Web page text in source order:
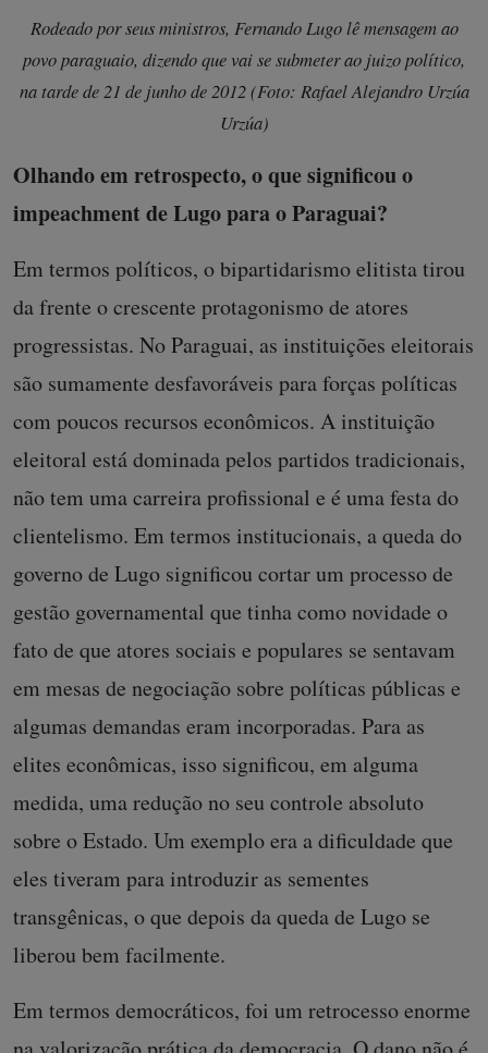
Rodeado por seus ministros, Fernando Lugo lê mensagem ao
povo paraguaio, dizendo que vai se submeter ao juizo político,
na tarde de 21 de junho de 2012 (Foto: Rafael Alejandro Urzúa
Urzúa)
Olhando em retrospecto, o que significou o
impeachment de Lugo para o Paraguai?
Em termos políticos, o bipartidarismo elitista tirou
da frente o crescente protagonismo de atores
progressistas. No Paraguai, as instituições eleitorais
são sumamente desfavoráveis para forças políticas
com poucos recursos econômicos. A instituição
eleitoral está dominada pelos partidos tradicionais,
não tem uma carreira profissional e é uma festa do
clientelismo. Em termos institucionais, a queda do
governo de Lugo significou cortar um processo de
gestão governamental que tinha como novidade o
fato de que atores sociais e populares se sentavam
em mesas de negociação sobre políticas públicas e
algumas demandas eram incorporadas. Para as
elites econômicas, isso significou, em alguma
medida, uma redução no seu controle absoluto
sobre o Estado. Um exemplo era a dificuldade que
eles tiveram para introduzir as sementes
transgênicas, o que depois da queda de Lugo se
liberou bem facilmente.
Em termos democráticos, foi um retrocesso enorme